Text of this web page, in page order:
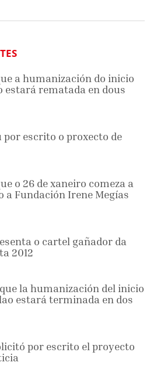
a humanización do inicio
estará rematada en dous
por escrito o proxecto de
o 26 de xaneiro comeza a
a Fundación Irene Megías
o cartel gañador da
2012
la humanización del inicio
estará terminada en dos
por escrito el proyecto